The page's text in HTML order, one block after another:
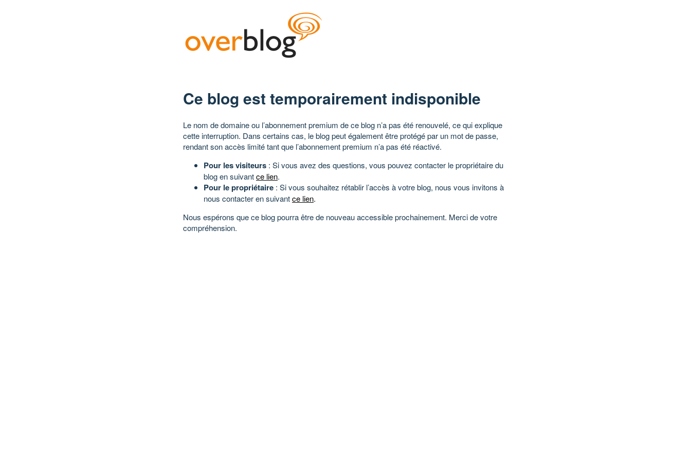
Ce blog est temporairement indisponible
Le nom de domaine ou l’abonnement premium de ce blog n’a pas été renouvelé, ce qui explique
cette interruption. Dans certains cas, le blog peut également être protégé par un mot de passe,
rendant son accès limité tant que l’abonnement premium n’a pas été réactivé.
Pour les visiteurs : Si vous avez des questions, vous pouvez contacter le propriétaire du
blog en suivantce lien.
Pour le propriétaire : Si vous souhaitez rétablir l’accès à votre blog, nous vous invitons à
nous contacter en suivantce lien.
Nous espérons que ce blog pourra être de nouveau accessible prochainement. Merci de votre
compréhension.